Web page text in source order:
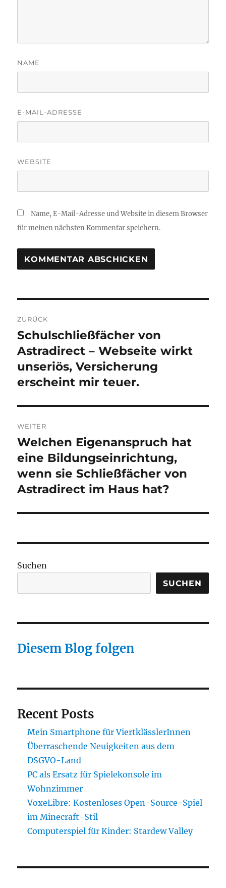
NAME
E-MAIL-ADRESSE
WEBSITE
Name, E-Mail-Adresse und Website in diesem Browser
für meinen nächsten Kommentar speichern.
ZURÜCK
Vorheriger
Beitrag:
Schulschließfächer von
Astradirect – Webseite wirkt
unseriös, Versicherung
erscheint mir teuer.
WEITER
Nächster
Beitrag:
Welchen Eigenanspruch hat
eine Bildungseinrichtung,
wenn sie Schließfächer von
Astradirect im Haus hat?
Suchen
SUCHEN
Diesem Blog folgen
Recent Posts
Mein Smartphone für ViertklässlerInnen
Überraschende Neuigkeiten aus dem
DSGVO-Land
PC als Ersatz für Spielekonsole im
Wohnzimmer
VoxeLibre: Kostenloses Open-Source-Spiel
im Minecraft-Stil
Computerspiel für Kinder: Stardew Valley